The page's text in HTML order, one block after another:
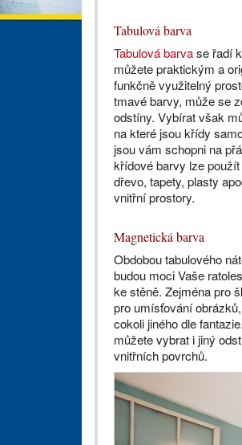
Tabulová barva
Tabulová barvase řadí
můžete praktickým a
funkčně využitelný
tmavé barvy, může se
odstíny. Vybírat však
na které jsou křídy
jsou vám schopni na
křídové barvy lze
dřevo, tapety, plasty
vnitřní prostory.
Magnetická barva
Obdobou tabulového
budou moci Vaše
ke stěně. Zejména pro
pro umísťování
cokoli jiného dle
můžete vybrat i jiný
vnitřních povrchů.